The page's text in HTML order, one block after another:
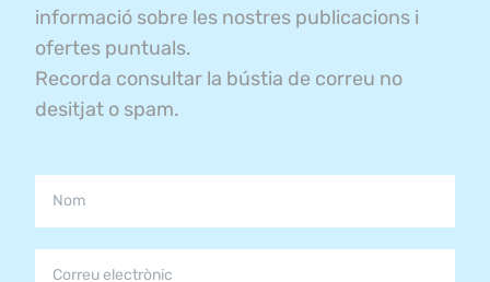
informació sobre les nostres publicacions i
ofertes puntuals.
Recorda consultar la bústia de correu no
desitjat o spam.